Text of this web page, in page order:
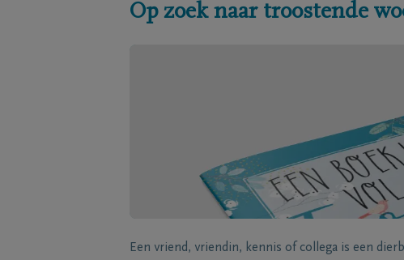
Op zoek naar troostende
Een vriend, vriendin, kennis of collega is een